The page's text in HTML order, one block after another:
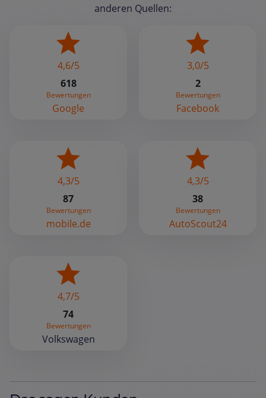
anderen Quellen:
4,6/5
618
Bewertungen
Google
3,0/5
2
Bewertungen
Facebook
4,3/5
87
Bewertungen
mobile.de
4,3/5
38
Bewertungen
AutoScout24
4,7/5
74
Bewertungen
Volkswagen